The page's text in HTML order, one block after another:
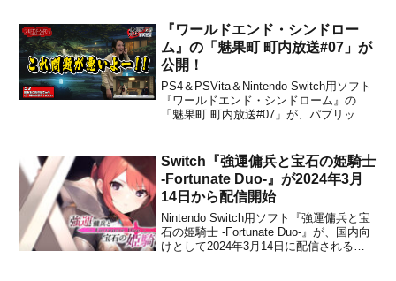
更新】Play,Doujin! が 「Ninte...
『ワールドエンド・シンドロー
ム』の「魅果町 町内放送#07」が
公開！
PS4＆PSVita＆Nintendo Switch用ソフト
『ワールドエンド・シンドローム』の
「魅果町 町内放送#07」が、パブリッシ
画をチェックできます。アークシステム
ワークス株式会社の新作ゲーム ...
Switch『強運傭兵と宝石の姫騎士
-Fortunate Duo-』が2024年3月
14日から配信開始
Nintendo Switch用ソフト『強運傭兵と宝
石の姫騎士 -Fortunate Duo-』が、国内向
けとして2024年3月14日に配信されるこ